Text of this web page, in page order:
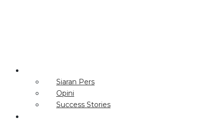
Siaran Pers
Opini
Success Stories